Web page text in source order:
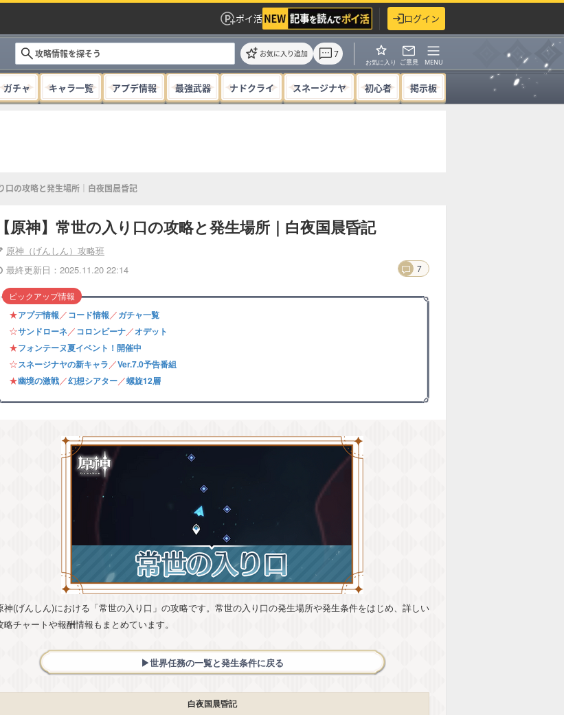
ポイ活 ログイン
お気に入り追加 7
お気に入り ご意見 MENU
ガチャ キャラ一覧 アプデ情報 最強武器 ナドクライ スネージナヤ 初心者 掲示板
口の攻略と発生場所｜白夜国晨昏記
【原神】常世の入り口の攻略と発生場所｜白夜国晨昏記
原神（げんしん）攻略班
最終更新日：2025.11.20 22:14
7
★アプデ情報／コード情報／ガチャ一覧
☆サンドローネ／コロンビーナ／オデット
★フォンテーヌ夏イベント！開催中
☆スネージナヤの新キャラ／Ver.7.0予告番組
★幽境の激戦／幻想シアター／螺旋12層
ピックアップ情報
神(げんしん)における「常世の入り口」の攻略です。常世の入り口の発生場所や発生条件をはじめ、詳しい
略チャートや報酬情報もまとめています。
▶︎世界任務の一覧と発生条件に戻る
白夜国晨昏記